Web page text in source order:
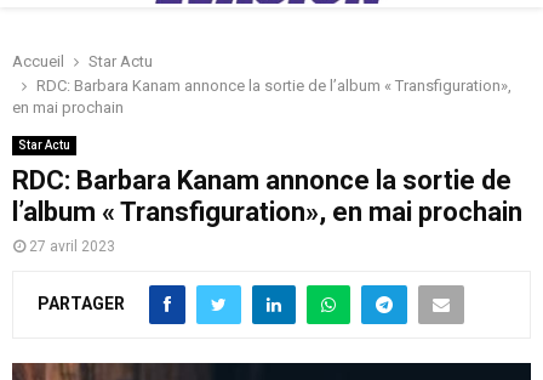
Accueil
Star Actu
RDC: Barbara Kanam annonce la sortie de l’album « Transfiguration»,
en mai prochain
Star Actu
RDC: Barbara Kanam annonce la sortie de
l’album « Transfiguration», en mai prochain
27 avril 2023
PARTAGER